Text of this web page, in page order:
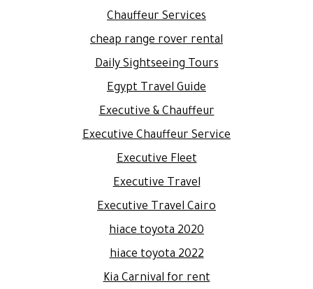
Chauffeur Services
cheap range rover rental
Daily Sightseeing Tours
Egypt Travel Guide
Executive & Chauffeur
Executive Chauffeur Service
Executive Fleet
Executive Travel
Executive Travel Cairo
hiace toyota 2020
hiace toyota 2022
Kia Carnival for rent